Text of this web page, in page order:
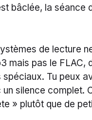
bâclée, la séance
de lecture
pas le FLAC,
Tu peux
silence complet.
» plutôt que de